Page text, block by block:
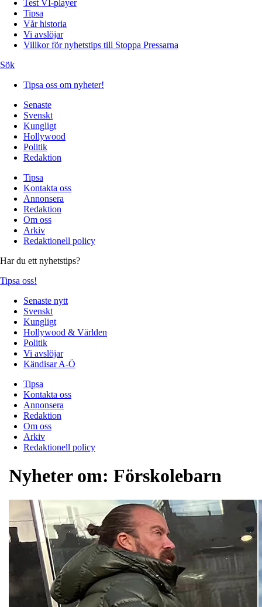
Test VI-player
Tipsa
Vår historia
Vi avslöjar
Villkor för nyhetstips till Stoppa Pressarna
Sök
Tipsa oss om nyheter!
Senaste
Svenskt
Kungligt
Hollywood
Politik
Redaktion
Tipsa
Kontakta oss
Annonsera
Redaktion
Om oss
Arkiv
Redaktionell policy
Har du ett nyhetstips?
Tipsa oss!
Senaste nytt
Svenskt
Kungligt
Hollywood & Världen
Politik
Vi avslöjar
Kändisar A-Ö
Tipsa
Kontakta oss
Annonsera
Redaktion
Om oss
Arkiv
Redaktionell policy
Nyheter om: Förskolebarn